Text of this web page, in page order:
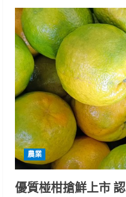
農
畜
聯
合
開
放
日
暨
第
29
屆
種
苗
節」
11
月
29
日
熱
鬧
登
場
農業
優質椪柑搶鮮上市